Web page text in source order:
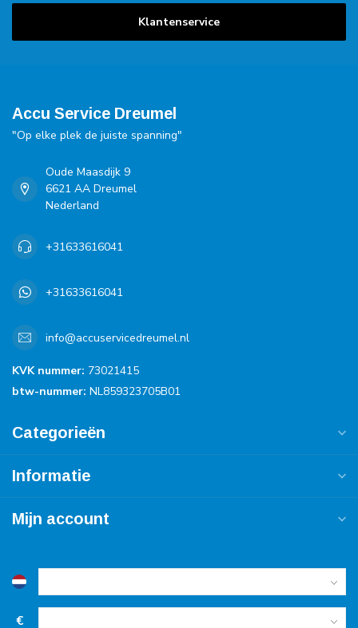
Klantenservice
Accu Service Dreumel
"Op elke plek de juiste spanning"
Oude Maasdijk 9
6621 AA Dreumel
Nederland
+31633616041
+31633616041
info@accuservicedreumel.nl
KVK nummer: 73021415
btw-nummer: NL859323705B01
Categorieën
Informatie
Mijn account
€